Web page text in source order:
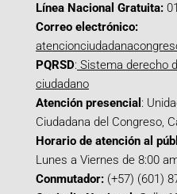
Línea Nacional Gratuita:
Correo electrónico:
PQRSD: Sistema derecho
ciudadano
Atención presencial :
Ciudadana del Congreso,
Horario de atención al
Lunes a Viernes de 8:00
Conmutador: (+57) (601)